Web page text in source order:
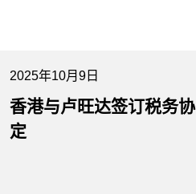
2025年10月9日
香港与卢旺达签订税务协
定